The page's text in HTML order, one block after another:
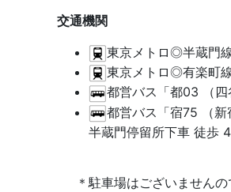
交通機関
東京メトロ◎半蔵門
東京メトロ◎有楽町
都営バス「都03 （四
都営バス「宿75 （
半蔵門停留所下車 徒歩
駐車場はございませんの